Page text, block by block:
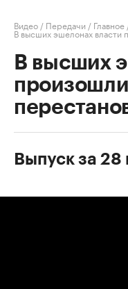
Видео / Передачи / Главное
В высших эшелонах власти
В высших
Выпуск за